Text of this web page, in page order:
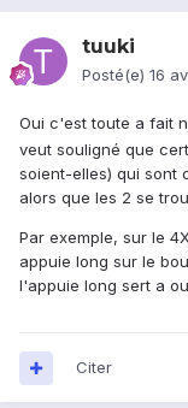
tuuki
Posté(e) 16
Oui c'est toute a fait
veut souligné que
soient-elles) qui sont
alors que les 2 se
Par exemple, sur le
appuie long sur le
l'appuie long sert a
Citer